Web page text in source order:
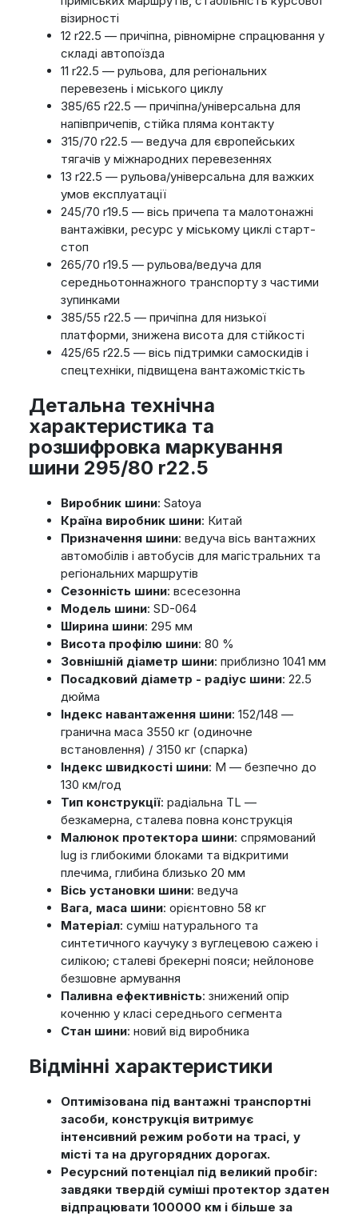
візирності
12 r22.5 — причіпна, рівномірне спрацювання у
складі автопоїзда
11 r22.5 — рульова, для регіональних
перевезень і міського циклу
385/65 r22.5 — причіпна/універсальна для
напівпричепів, стійка пляма контакту
315/70 r22.5 — ведуча для європейських
тягачів у міжнародних перевезеннях
13 r22.5 — рульова/універсальна для важких
умов експлуатації
245/70 r19.5 — вісь причепа та малотонажні
вантажівки, ресурс у міському циклі старт-
стоп
265/70 r19.5 — рульова/ведуча для
середньотоннажного транспорту з частими
зупинками
385/55 r22.5 — причіпна для низької
платформи, знижена висота для стійкості
425/65 r22.5 — вісь підтримки самоскидів і
спецтехніки, підвищена вантажомісткість
Детальна технічна
характеристика та
розшифровка маркування
шини 295/80 r22.5
Виробник шини: Satoya
Країна виробник шини: Китай
Призначення шини: ведуча вісь вантажних
автомобілів і автобусів для магістральних та
регіональних маршрутів
Сезонність шини: всесезонна
Модель шини: SD-064
Ширина шини: 295 мм
Висота профілю шини: 80 %
Зовнішній діаметр шини: приблизно 1041 мм
Посадковий діаметр - радіус шини: 22.5
дюйма
Індекс навантаження шини: 152/148 —
гранична маса 3550 кг (одиночне
встановлення) / 3150 кг (спарка)
Індекс швидкості шини: M — безпечно до
130 км/год
Тип конструкції: радіальна TL —
безкамерна, сталева повна конструкція
Малюнок протектора шини: спрямований
lug із глибокими блоками та відкритими
плечима, глибина близько 20 мм
Вісь установки шини: ведуча
Вага, маса шини: орієнтовно 58 кг
Матеріал: суміш натурального та
синтетичного каучуку з вуглецевою сажею і
силікою; сталеві брекерні пояси; нейлонове
безшовне армування
Паливна ефективність: знижений опір
коченню у класі середнього сегмента
Стан шини: новий від виробника
Відмінні характеристики
Оптимізована під вантажні транспортні
засоби, конструкція витримує
інтенсивний режим роботи на трасі, у
місті та на другорядних дорогах.
Ресурсний потенціал під великий пробіг:
завдяки твердій суміші протектор здатен
відпрацювати 100000 км і більше за